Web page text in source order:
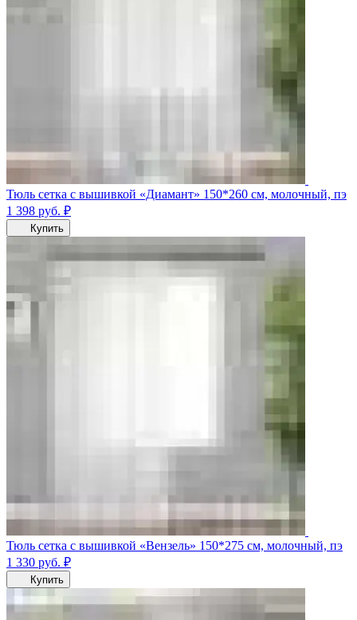
Тюль сетка с вышивкой «Диамант» 150*260 см, молочный, пэ
1 398 руб. ₽
Купить
Тюль сетка с вышивкой «Вензель» 150*275 см, молочный, пэ
1 330 руб. ₽
Купить